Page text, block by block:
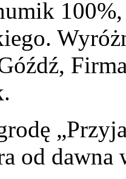
od dawna